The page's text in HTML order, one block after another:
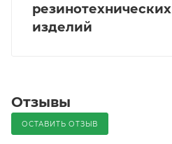
резинотехнических
изделий
Отзывы
ОСТАВИТЬ ОТЗЫВ